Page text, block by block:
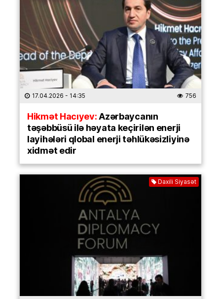
17.04.2026 - 14:35 756
Hikmət Hacıyev:Azərbaycanın
təşəbbüsü ilə həyata keçirilən enerji
layihələri qlobal enerji təhlükəsizliyinə
xidmət edir
Daxili Siyasət